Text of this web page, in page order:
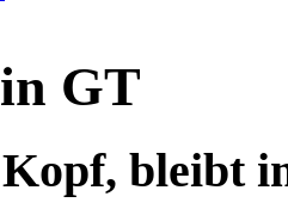
GT
bleibt